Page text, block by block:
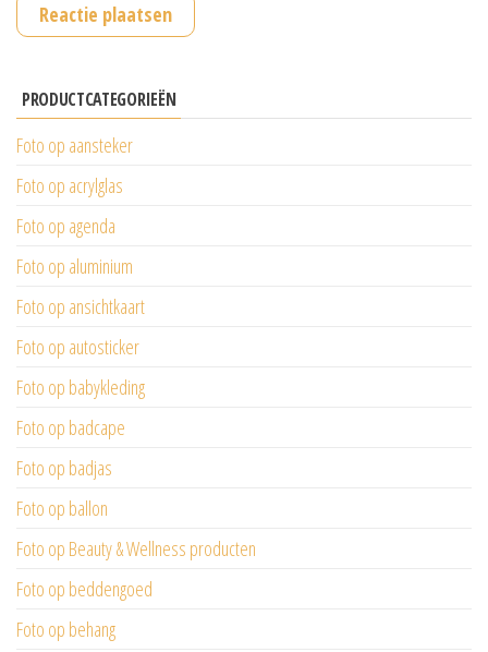
PRODUCTCATEGORIEËN
Foto op aansteker
Foto op acrylglas
Foto op agenda
Foto op aluminium
Foto op ansichtkaart
Foto op autosticker
Foto op babykleding
Foto op badcape
Foto op badjas
Foto op ballon
Foto op Beauty & Wellness producten
Foto op beddengoed
Foto op behang